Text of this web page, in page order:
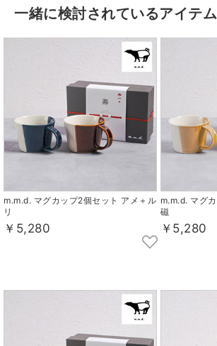
一緒に検討されているアイテム
m.m.d. マグカップ2個セット アメ＋ル
リ
￥5,280
m.m.d. マグ
磁
￥5,280